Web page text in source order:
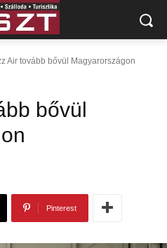
Air tovább bővül Magyarországon
bővül
Pinterest